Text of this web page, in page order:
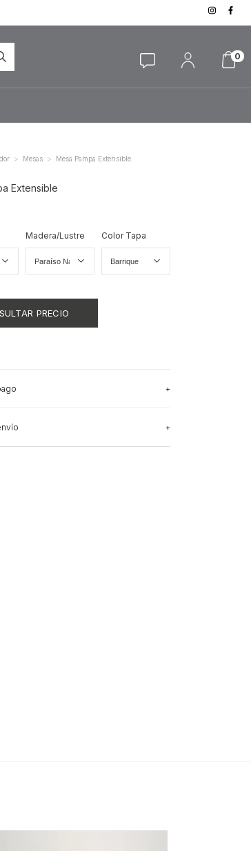
0
> Mesas > Mesa Pampa Extensible
Extensible
Madera/Lustre Color Tapa